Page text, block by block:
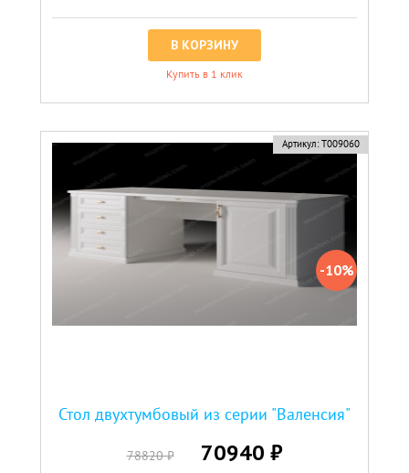
В КОРЗИНУ
Купить в 1 клик
скидка Артикул: Т009060
-10%
Стол двухтумбовый из серии "Валенсия"
78820 ₽ 70940 ₽